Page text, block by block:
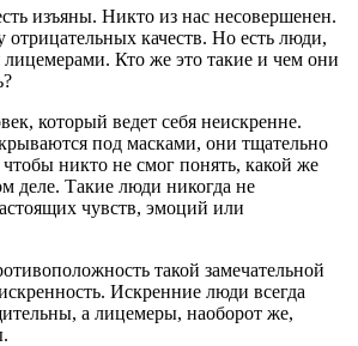
изъяны. Никто из нас несовершенен.
качеств. Но есть люди,
Кто же это такие и чем они
который ведет себя неискренне.
под масками, они тщательно
никто не смог понять, какой же
деле. Такие люди никогда не
чувств, эмоций или
такой замечательной
Искренние люди всегда
а лицемеры, наоборот же,